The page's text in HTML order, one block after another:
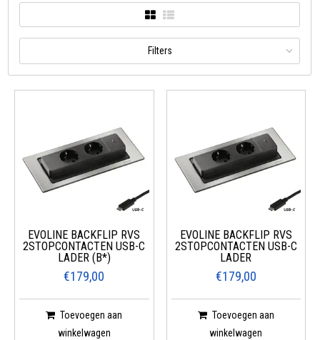
Filters
EVOLINE BACKFLIP RVS
2STOPCONTACTEN USB-C
LADER (B*)
€179,00
Toevoegen aan
winkelwagen
EVOLINE BACKFLIP RVS
2STOPCONTACTEN USB-C
LADER
€179,00
Toevoegen aan
winkelwagen